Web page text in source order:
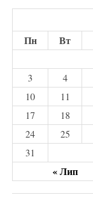
Пн
Вт
« Лип
3
4
10
11
17
18
24
25
31